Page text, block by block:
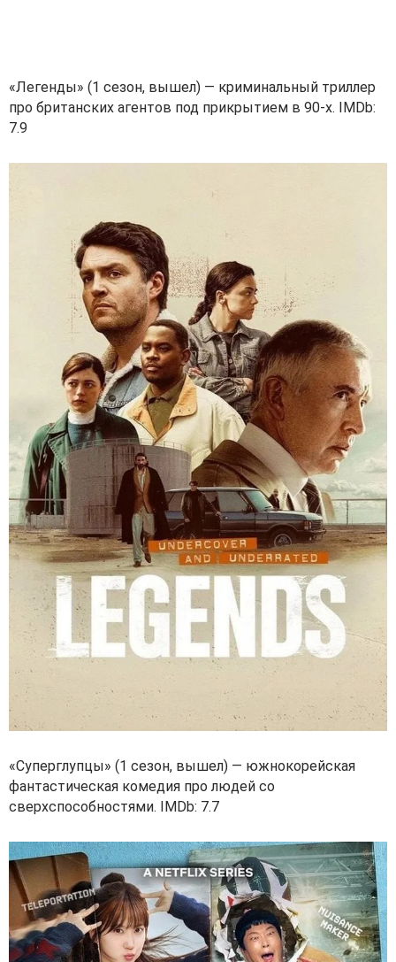
«Легенды» (1 сезон, вышел) — криминальный триллер
про британских агентов под прикрытием в 90-х. IMDb:
7.9
«Суперглупцы» (1 сезон, вышел) — южнокорейская
фантастическая комедия про людей со
сверхспособностями. IMDb: 7.7